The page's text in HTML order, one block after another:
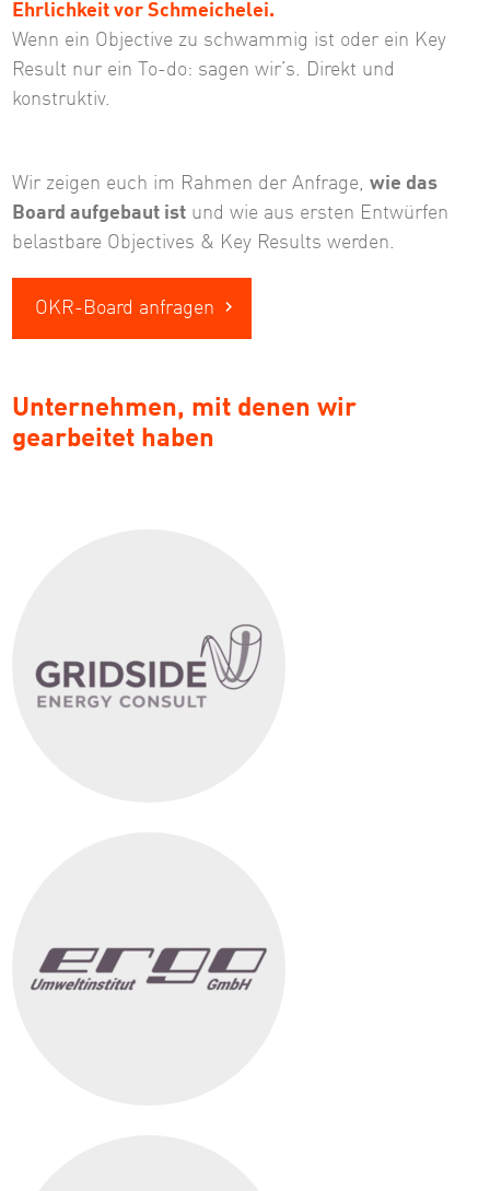
Ehrlichkeit vor Schmeichelei.
Wenn ein Objective zu schwammig ist oder ein Key
Result nur ein To-do: sagen wir’s. Direkt und
konstruktiv.
Wir zeigen euch im Rahmen der Anfrage, wie das
Board aufgebaut ist und wie aus ersten Entwürfen
belastbare Objectives & Key Results werden.
OKR-Board anfragen
Unternehmen, mit denen wir
gearbeitet haben